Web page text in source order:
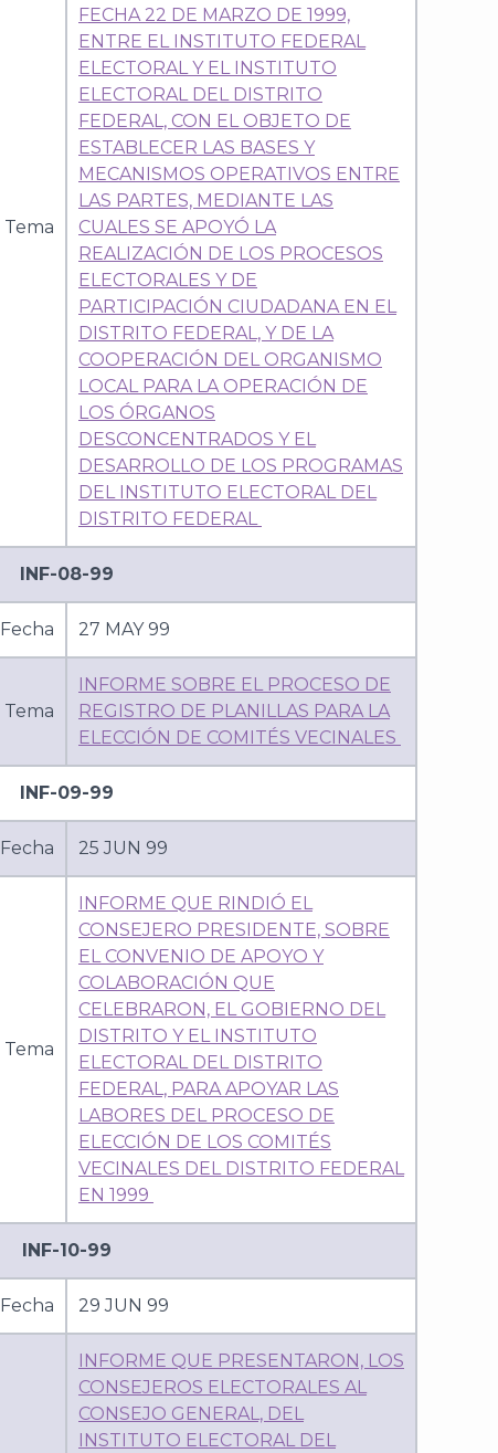
Tema
FECHA 22 DE MARZO DE 1999,
ENTRE EL INSTITUTO FEDERAL
ELECTORAL Y EL INSTITUTO
ELECTORAL DEL DISTRITO
FEDERAL, CON EL OBJETO DE
ESTABLECER LAS BASES Y
MECANISMOS OPERATIVOS ENTRE
LAS PARTES, MEDIANTE LAS
CUALES SE APOYÓ LA
REALIZACIÓN DE LOS PROCESOS
ELECTORALES Y DE
PARTICIPACIÓN CIUDADANA EN EL
DISTRITO FEDERAL, Y DE LA
COOPERACIÓN DEL ORGANISMO
LOCAL PARA LA OPERACIÓN DE
LOS ÓRGANOS
DESCONCENTRADOS Y EL
DESARROLLO DE LOS PROGRAMAS
DEL INSTITUTO ELECTORAL DEL
DISTRITO FEDERAL
INF-08-99
Fecha 27 MAY 99
Tema
INFORME SOBRE EL PROCESO DE
REGISTRO DE PLANILLAS PARA LA
ELECCIÓN DE COMITÉS VECINALES
INF-09-99
Fecha 25 JUN 99
Tema
INFORME QUE RINDIÓ EL
CONSEJERO PRESIDENTE, SOBRE
EL CONVENIO DE APOYO Y
COLABORACIÓN QUE
CELEBRARON, EL GOBIERNO DEL
DISTRITO Y EL INSTITUTO
ELECTORAL DEL DISTRITO
FEDERAL, PARA APOYAR LAS
LABORES DEL PROCESO DE
ELECCIÓN DE LOS COMITÉS
VECINALES DEL DISTRITO FEDERAL
EN 1999
INF-10-99
Fecha 29 JUN 99
INFORME QUE PRESENTARON, LOS
CONSEJEROS ELECTORALES AL
CONSEJO GENERAL, DEL
INSTITUTO ELECTORAL DEL